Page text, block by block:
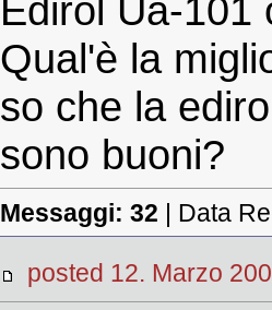
Edirol Ua-101
Qual'è la
so che la
sono buoni?
Messaggi: 32 | Data
posted 12. Marzo